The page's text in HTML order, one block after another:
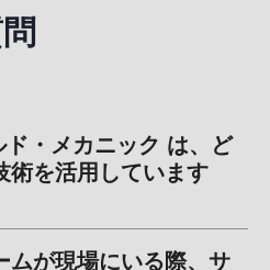
・メカニック は、ど
術を活用しています
ムが現場にいる際、サ